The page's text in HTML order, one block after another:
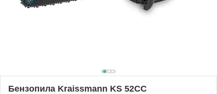
Бензопила Kraissmann KS 52CC